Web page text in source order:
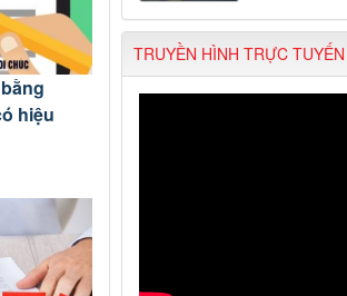
hiệu
TRUYỀN HÌNH TRỰC TUYẾN